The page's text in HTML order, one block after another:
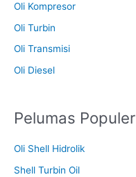
Oli Kompresor
Oli Turbin
Oli Transmisi
Oli Diesel
Pelumas Populer
Oli Shell Hidrolik
Shell Turbin Oil